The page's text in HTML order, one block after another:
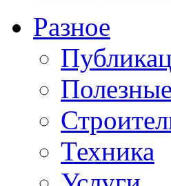
Разное
Техника